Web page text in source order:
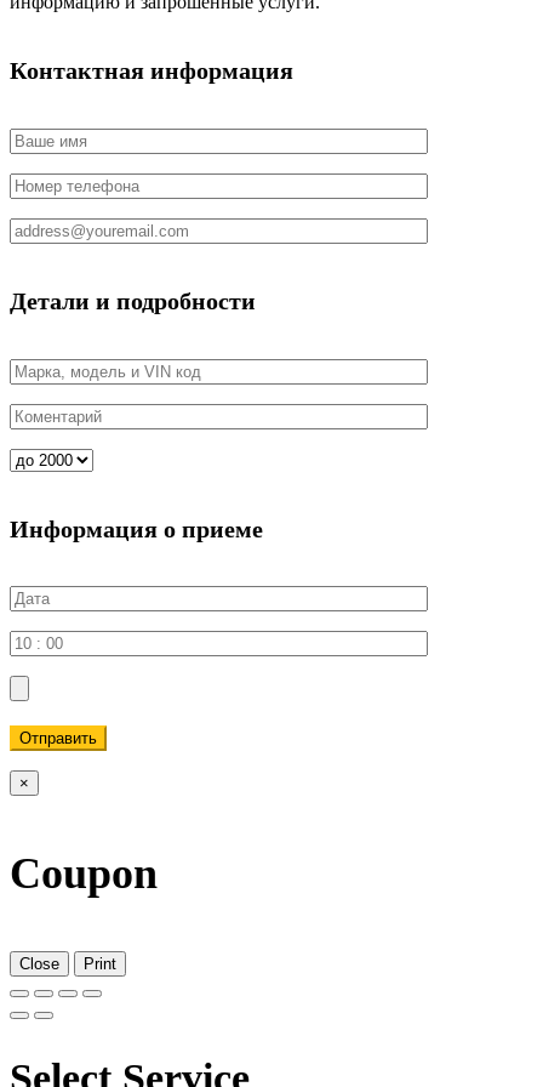
Контактная информация
Детали и подробности
Информация о приеме
Отправить
×
Coupon
Close Print